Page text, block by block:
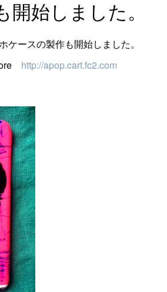
開始しました。
ケースの製作も開始しました。
http://apop.cart.fc2.com